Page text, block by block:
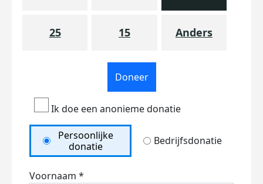
25 15 Anders
Doneer
Ik doe een anonieme donatie
Persoonlijke
donatie
Bedrijfsdonatie
Voornaam *